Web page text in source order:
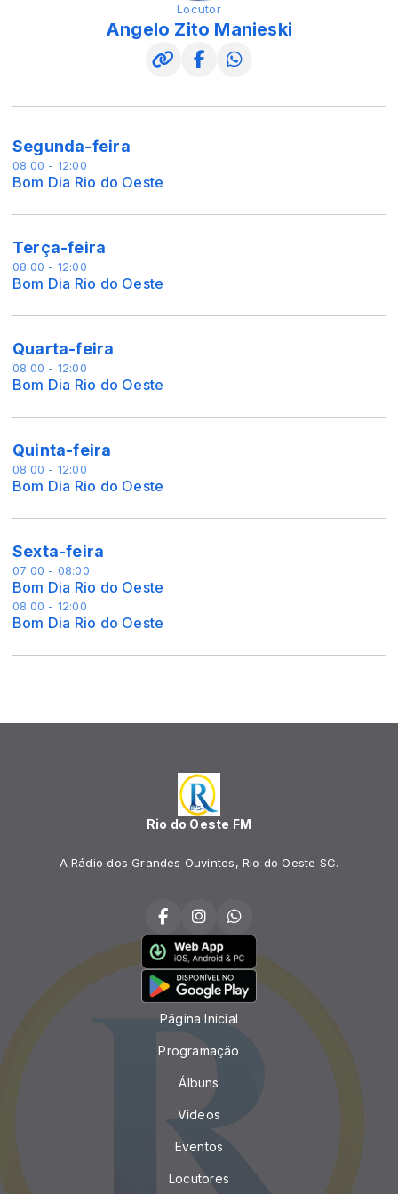
Locutor
Angelo Zito Manieski
Segunda-feira
08:00 - 12:00
Bom Dia Rio do Oeste
Terça-feira
08:00 - 12:00
Bom Dia Rio do Oeste
Quarta-feira
08:00 - 12:00
Bom Dia Rio do Oeste
Quinta-feira
08:00 - 12:00
Bom Dia Rio do Oeste
Sexta-feira
07:00 - 08:00
Bom Dia Rio do Oeste
08:00 - 12:00
Bom Dia Rio do Oeste
Rio do Oeste FM
A Rádio dos Grandes Ouvintes, Rio do Oeste SC.
Página Inicial
Programação
Álbuns
Vídeos
Eventos
Locutores